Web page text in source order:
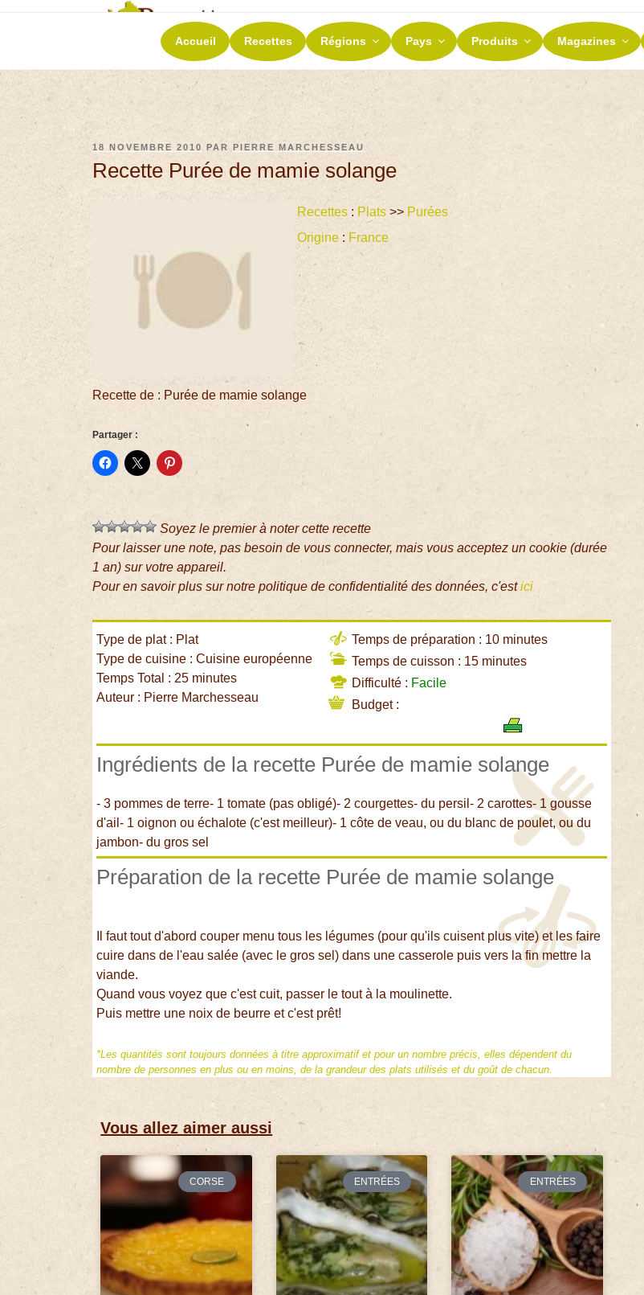
RECETTES ET TERROIRS
La richesse de nos terroirs
Accueil Recettes Régions Pays Produits Magazines
18 NOVEMBRE 2010 PARPIERRE MARCHESSEAU
Recette Purée de mamie solange
Recettes : Plats >> Purées
Origine : France
Recette de : Purée de mamie solange
Partager :
Soyez le premier à noter cette recette
Pour laisser une note, pas besoin de vous connecter, mais vous acceptez un cookie (durée
1 an) sur votre appareil.
Pour en savoir plus sur notre politique de confidentialité des données, c'estici
Type de plat : Plat
Type de cuisine : Cuisine européenne
Temps Total : 25 minutes
Auteur : Pierre Marchesseau
Temps de préparation : 10 minutes
Temps de cuisson : 15 minutes
Difficulté : Facile
Budget :
Ingrédients de la recette Purée de mamie solange
- 3 pommes de terre- 1 tomate (pas obligé)- 2 courgettes- du persil- 2 carottes- 1 gousse
d'ail- 1 oignon ou échalote (c'est meilleur)- 1 côte de veau, ou du blanc de poulet, ou du
jambon- du gros sel
Préparation de la recette Purée de mamie solange
Il faut tout d'abord couper menu tous les légumes (pour qu'ils cuisent plus vite) et les faire
cuire dans de l'eau salée (avec le gros sel) dans une casserole puis vers la fin mettre la
viande.
Quand vous voyez que c'est cuit, passer le tout à la moulinette.
Puis mettre une noix de beurre et c'est prêt!
*Les quantités sont toujours données à titre approximatif et pour un nombre précis, elles dépendent du
nombre de personnes en plus ou en moins, de la grandeur des plats utilisés et du goût de chacun.
Vous allez aimer aussi
CORSE ENTRÉES ENTRÉES